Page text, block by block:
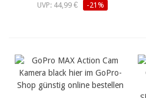
UVP: 44,99 €
-21%